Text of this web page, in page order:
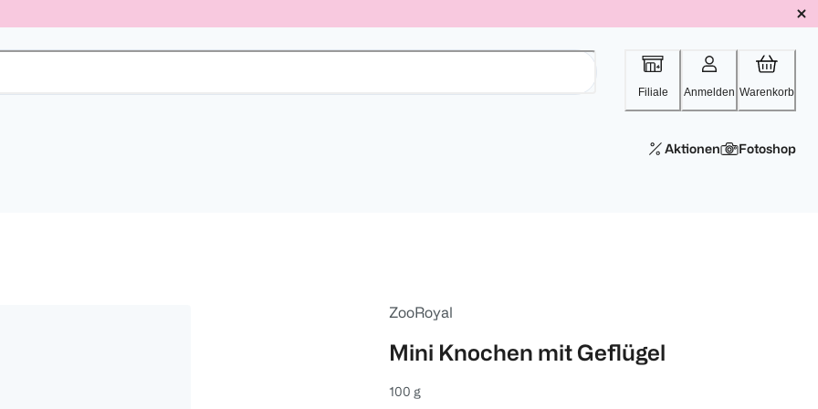
Filiale Anmelden Warenkorb
Aktionen Fotoshop
ZooRoyal
Mini Knochen mit Geflügel
100 g